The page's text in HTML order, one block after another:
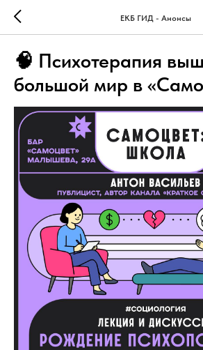
ЕКБ ГИД - Анонсы
🧠 Психотерапия
большой мир в